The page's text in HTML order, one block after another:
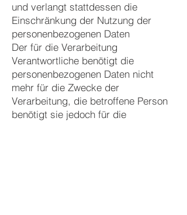
und verlangt stattdessen die
Einschränkung der Nutzung der
personenbezogenen Daten
Der für die Verarbeitung
Verantwortliche benötigt die
personenbezogenen Daten nicht
mehr für die Zwecke der
Verarbeitung, die betroffene Person
benötigt sie jedoch für die